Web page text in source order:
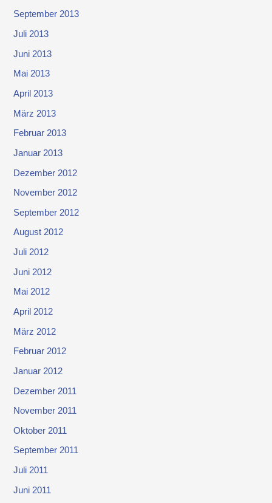
September 2013
Juli 2013
Juni 2013
Mai 2013
April 2013
März 2013
Februar 2013
Januar 2013
Dezember 2012
November 2012
September 2012
August 2012
Juli 2012
Juni 2012
Mai 2012
April 2012
März 2012
Februar 2012
Januar 2012
Dezember 2011
November 2011
Oktober 2011
September 2011
Juli 2011
Juni 2011